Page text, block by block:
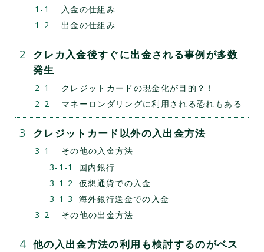
入金の仕組み
出金の仕組み
クレカ入金後すぐに出金される事例が多数
発生
クレジットカードの現金化が目的？！
マネーロンダリングに利用される恐れもある
クレジットカード以外の入出金方法
その他の入金方法
国内銀行
仮想通貨での入金
海外銀行送金での入金
その他の出金方法
他の入出金方法の利用も検討するのがベス